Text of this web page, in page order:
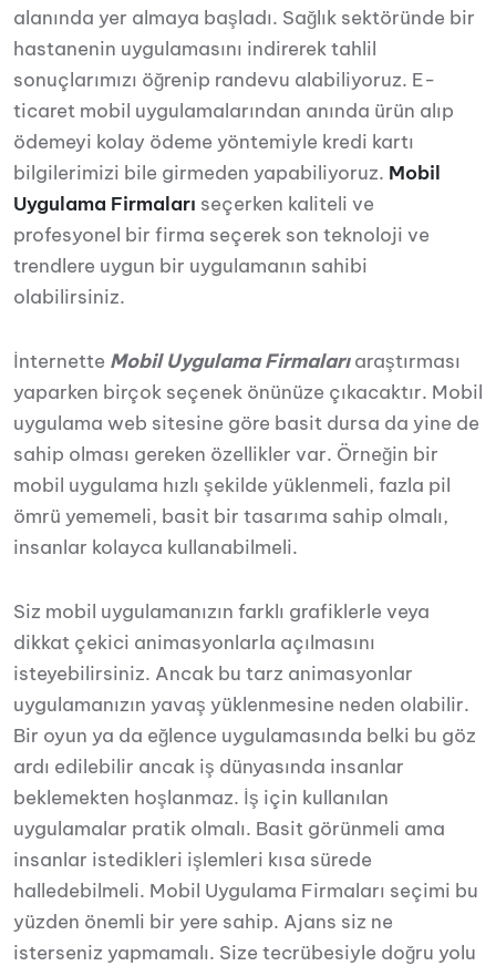
alanında yer almaya başladı. Sağlık sektöründe bir
hastanenin uygulamasını indirerek tahlil
sonuçlarımızı öğrenip randevu alabiliyoruz. E-
ticaret mobil uygulamalarından anında ürün alıp
ödemeyi kolay ödeme yöntemiyle kredi kartı
bilgilerimizi bile girmeden yapabiliyoruz. Mobil
Uygulama Firmaları seçerken kaliteli ve
profesyonel bir firma seçerek son teknoloji ve
trendlere uygun bir uygulamanın sahibi
olabilirsiniz.
İnternette Mobil Uygulama Firmalarıaraştırması
yaparken birçok seçenek önünüze çıkacaktır. Mobil
uygulama web sitesine göre basit dursa da yine de
sahip olması gereken özellikler var. Örneğin bir
mobil uygulama hızlı şekilde yüklenmeli, fazla pil
ömrü yememeli, basit bir tasarıma sahip olmalı,
insanlar kolayca kullanabilmeli.
Siz mobil uygulamanızın farklı grafiklerle veya
dikkat çekici animasyonlarla açılmasını
isteyebilirsiniz. Ancak bu tarz animasyonlar
uygulamanızın yavaş yüklenmesine neden olabilir.
Bir oyun ya da eğlence uygulamasında belki bu göz
ardı edilebilir ancak iş dünyasında insanlar
beklemekten hoşlanmaz. İş için kullanılan
uygulamalar pratik olmalı. Basit görünmeli ama
insanlar istedikleri işlemleri kısa sürede
halledebilmeli. Mobil Uygulama Firmaları seçimi bu
yüzden önemli bir yere sahip. Ajans siz ne
isterseniz yapmamalı. Size tecrübesiyle doğru yolu